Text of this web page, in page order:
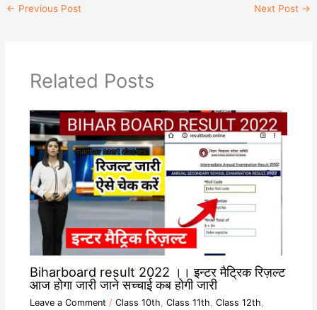
s
g
L
← Previous Post Next Post →
Related Posts
Biharboard result 2022 ।। इन्टर मैट्रिक रिज़ल्ट
आज होगा जारी जाने सच्चाई कब होगी जारी
Leave a Comment / Class 10th, Class 11th, Class 12th,